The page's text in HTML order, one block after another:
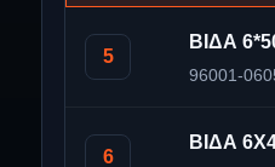
5
ΒΙΔΑ
96001-
6
ΒΙΔΑ